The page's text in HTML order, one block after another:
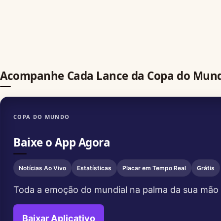
Acompanhe Cada Lance da Copa do
COPA DO MUNDO
Baixe o App Agora
Notícias Ao Vivo Estatísticas Placar em Tempo Real Grátis
Toda a emoção do mundial na palma da sua mão
Baixar Aplicativo